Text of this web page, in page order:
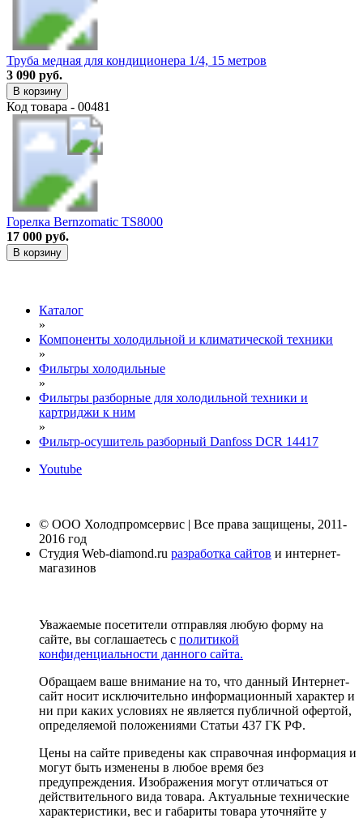
Труба медная для кондиционера 1/4, 15 метров
3 090 руб.
В корзину
Код товара - 00481
Горелка Bernzomatic TS8000
17 000 руб.
В корзину
Каталог
»
Компоненты холодильной и климатической техники
»
Фильтры холодильные
»
Фильтры разборные для холодильной техники и
картриджи к ним
»
Фильтр-осушитель разборный Danfoss DCR 14417
Youtube
© ООО Холодпромсервис | Все права защищены, 2011-
2016 год
Студия Web-diamond.ru разработка сайтов и интернет-
магазинов
Уважаемые посетители отправляя любую форму на
сайте, вы соглашаетесь с политикой
конфиденциальности данного сайта.
Обращаем ваше внимание на то, что данный Интернет-
сайт носит исключительно информационный характер и
ни при каких условиях не является публичной офертой,
определяемой положениями Статьи 437 ГК РФ.
Цены на сайте приведены как справочная информация и
могут быть изменены в любое время без
предупреждения. Изображения могут отличаться от
действительного вида товара. Актуальные технические
характеристики, вес и габариты товара уточняйте у